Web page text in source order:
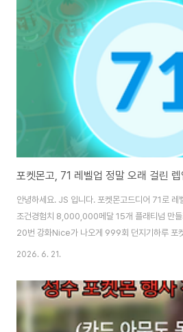
확인 후 응모 완료!오류 없이 완료되었습니다.차
증 포스팅 하겠습니다.
포켓몬고, 71 레벨업 정말 오래 걸린 렙
안녕하세요. JS 입니다. 포켓몬고드디어 71로 레
조건경험치 8,000,000메달 15개 플래티넘 만들
20번 강화Nice가 나오게 999회 던지기하루 포
Nice 999회는 정말 어려웠습니다. 경험치는 충분
상은.. 뭐 감사합니다. 72 레벨 과제루트 7일 연
어택 200번 사용해서 배틀하기1,000,000 별의
언제 달성하게 될까요?
2026. 6. 21.